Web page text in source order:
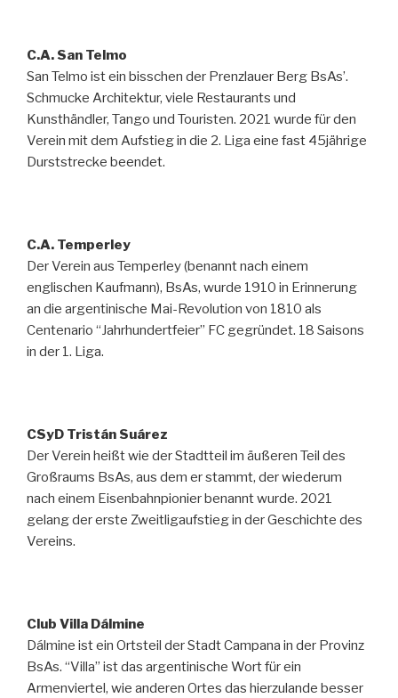
C.A. San Telmo
San Telmo ist ein bisschen der Prenzlauer Berg BsAs’.
Schmucke Architektur, viele Restaurants und
Kunsthändler, Tango und Touristen. 2021 wurde für den
Verein mit dem Aufstieg in die 2. Liga eine fast 45jährige
Durststrecke beendet.
C.A. Temperley
Der Verein aus Temperley (benannt nach einem
englischen Kaufmann), BsAs, wurde 1910 in Erinnerung
an die argentinische Mai-Revolution von 1810 als
Centenario “Jahrhundertfeier” FC gegründet. 18 Saisons
in der 1. Liga.
CSyD Tristán Suárez
Der Verein heißt wie der Stadtteil im äußeren Teil des
Großraums BsAs, aus dem er stammt, der wiederum
nach einem Eisenbahnpionier benannt wurde. 2021
gelang der erste Zweitligaufstieg in der Geschichte des
Vereins.
Club Villa Dálmine
Dálmine ist ein Ortsteil der Stadt Campana in der Provinz
BsAs. “Villa” ist das argentinische Wort für ein
Armenviertel, wie anderen Ortes das hierzulande besser